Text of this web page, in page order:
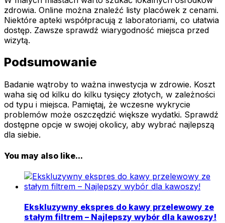
zdrowia. Online można znaleźć listy placówek z cenami.
Niektóre apteki współpracują z laboratoriami, co ułatwia
dostęp. Zawsze sprawdź wiarygodność miejsca przed
wizytą.
Podsumowanie
Badanie wątroby to ważna inwestycja w zdrowie. Koszt
waha się od kilku do kilku tysięcy złotych, w zależności
od typu i miejsca. Pamiętaj, że wczesne wykrycie
problemów może oszczędzić większe wydatki. Sprawdź
dostępne opcje w swojej okolicy, aby wybrać najlepszą
dla siebie.
You may also like...
Ekskluzywny ekspres do kawy przelewowy ze
stałym filtrem – Najlepszy wybór dla kawoszy!